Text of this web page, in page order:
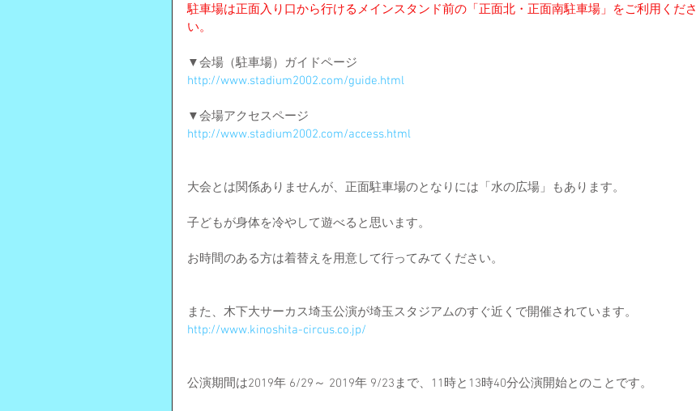
駐車場は正面入り口から行けるメインスタンド前の「正面北・正面南駐車場」をご利用くださ
い。
▼会場（駐車場）ガイドページ
http://www.stadium2002.com/guide.html
▼会場アクセスページ
http://www.stadium2002.com/access.html
大会とは関係ありませんが、正面駐車場のとなりには「水の広場」もあります。
子どもが身体を冷やして遊べると思います。
お時間のある方は着替えを用意して行ってみてください。
また、木下大サーカス埼玉公演が埼玉スタジアムのすぐ近くで開催されています。
http://www.kinoshita-circus.co.jp/
公演期間は2019年 6/29～ 2019年 9/23まで、11時と13時40分公演開始とのことです。